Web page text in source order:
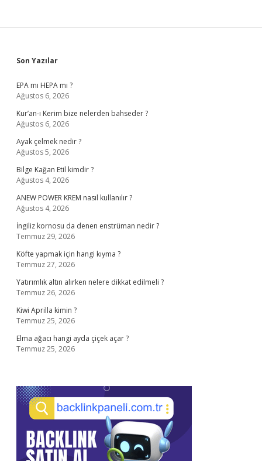
Sidebar
Son Yazılar
EPA mı HEPA mı ?
Ağustos 6, 2026
Kur’an-ı Kerim bize nelerden bahseder ?
Ağustos 6, 2026
Ayak çelmek nedir ?
Ağustos 5, 2026
Bilge Kağan Etil kimdir ?
Ağustos 4, 2026
ANEW POWER KREM nasıl kullanılır ?
Ağustos 4, 2026
İngiliz kornosu da denen enstrüman nedir ?
Temmuz 29, 2026
Köfte yapmak için hangi kıyma ?
Temmuz 27, 2026
Yatırımlık altın alırken nelere dikkat edilmeli ?
Temmuz 26, 2026
Kiwi Aprilla kimin ?
Temmuz 25, 2026
Elma ağacı hangi ayda çiçek açar ?
Temmuz 25, 2026